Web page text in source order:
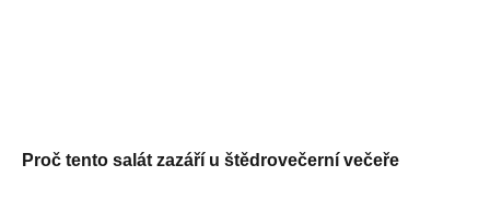
Proč tento salát zazáří u štědrovečerní večeře